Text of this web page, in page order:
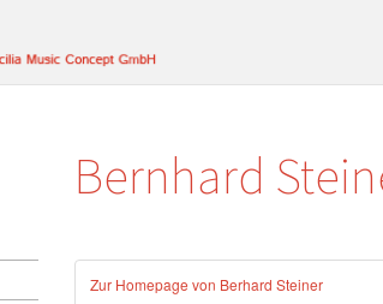
Bernhard
Zur Homepage von Berhard Steiner